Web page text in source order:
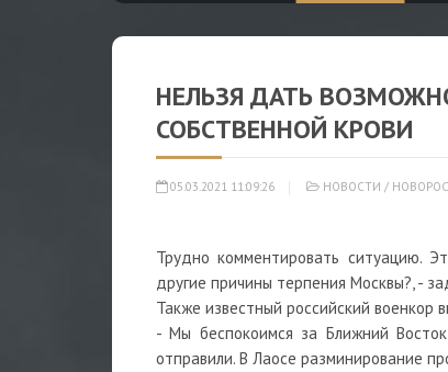
НЕЛЬЗЯ ДАТЬ
СОБСТВЕННОЙ КРОВИ
05.03.2021 11:09:26 НОВОСТИ /
Трудно комментировать ситуацию.
другие причины терпения Москвы?, -
Также известный российский военкор
- Мы беспокоимся за Ближний
отправили. В Лаосе разминирование